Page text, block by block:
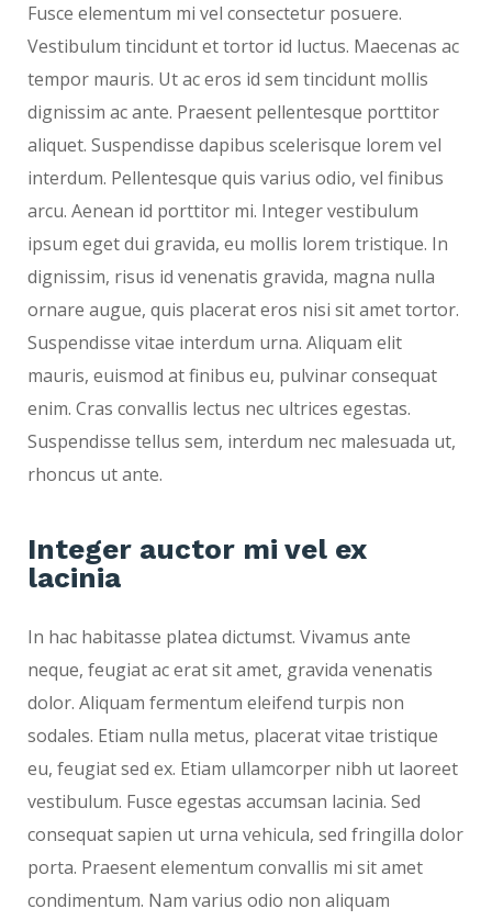
Fusce elementum mi vel consectetur posuere.
Vestibulum tincidunt et tortor id luctus. Maecenas ac
tempor mauris. Ut ac eros id sem tincidunt mollis
dignissim ac ante. Praesent pellentesque porttitor
aliquet. Suspendisse dapibus scelerisque lorem vel
interdum. Pellentesque quis varius odio, vel finibus
arcu. Aenean id porttitor mi. Integer vestibulum
ipsum eget dui gravida, eu mollis lorem tristique. In
dignissim, risus id venenatis gravida, magna nulla
ornare augue, quis placerat eros nisi sit amet tortor.
Suspendisse vitae interdum urna. Aliquam elit
mauris, euismod at finibus eu, pulvinar consequat
enim. Cras convallis lectus nec ultrices egestas.
Suspendisse tellus sem, interdum nec malesuada ut,
rhoncus ut ante.
Integer auctor mi vel ex
lacinia
In hac habitasse platea dictumst. Vivamus ante
neque, feugiat ac erat sit amet, gravida venenatis
dolor. Aliquam fermentum eleifend turpis non
sodales. Etiam nulla metus, placerat vitae tristique
eu, feugiat sed ex. Etiam ullamcorper nibh ut laoreet
vestibulum. Fusce egestas accumsan lacinia. Sed
consequat sapien ut urna vehicula, sed fringilla dolor
porta. Praesent elementum convallis mi sit amet
condimentum. Nam varius odio non aliquam